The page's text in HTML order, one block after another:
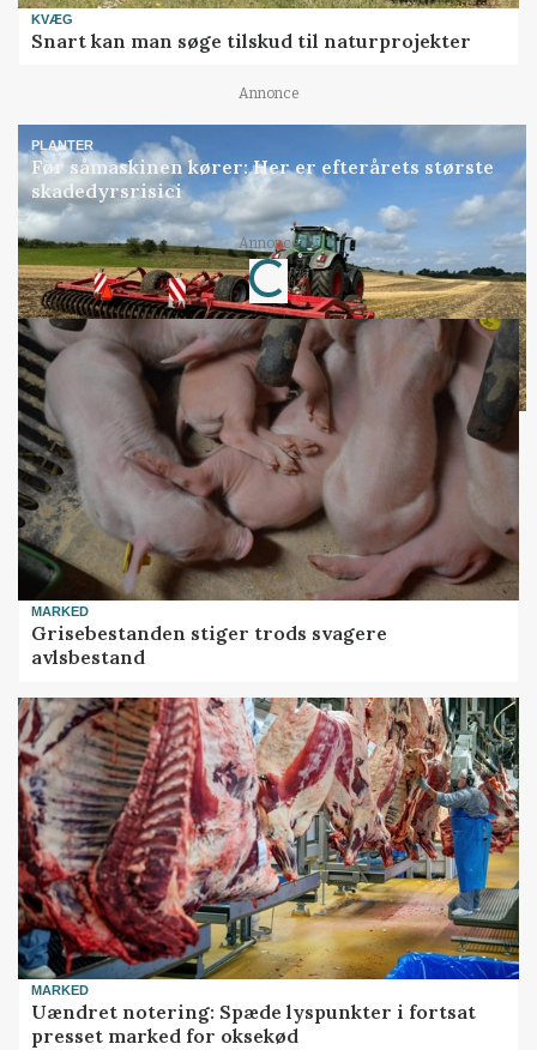
KVÆG
Snart kan man søge tilskud til naturprojekter
Annonce
PLANTER
Før såmaskinen kører: Her er efterårets største
skadedyrsrisici
Annonce
Loading...
MARKED
Grisebestanden stiger trods svagere
avlsbestand
MARKED
Uændret notering: Spæde lyspunkter i fortsat
presset marked for oksekød